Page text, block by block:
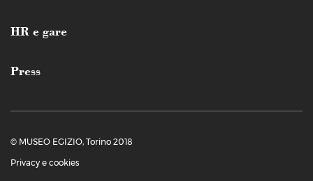
HR e gare
Press
© MUSEO EGIZIO, Torino 2018
Privacy e cookies